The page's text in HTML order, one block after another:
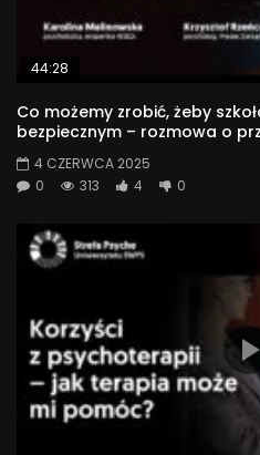
44:28
Co możemy zrobić, żeby
bezpiecznym – rozmowa o
4 CZERWCA 2025
0
313 4 0